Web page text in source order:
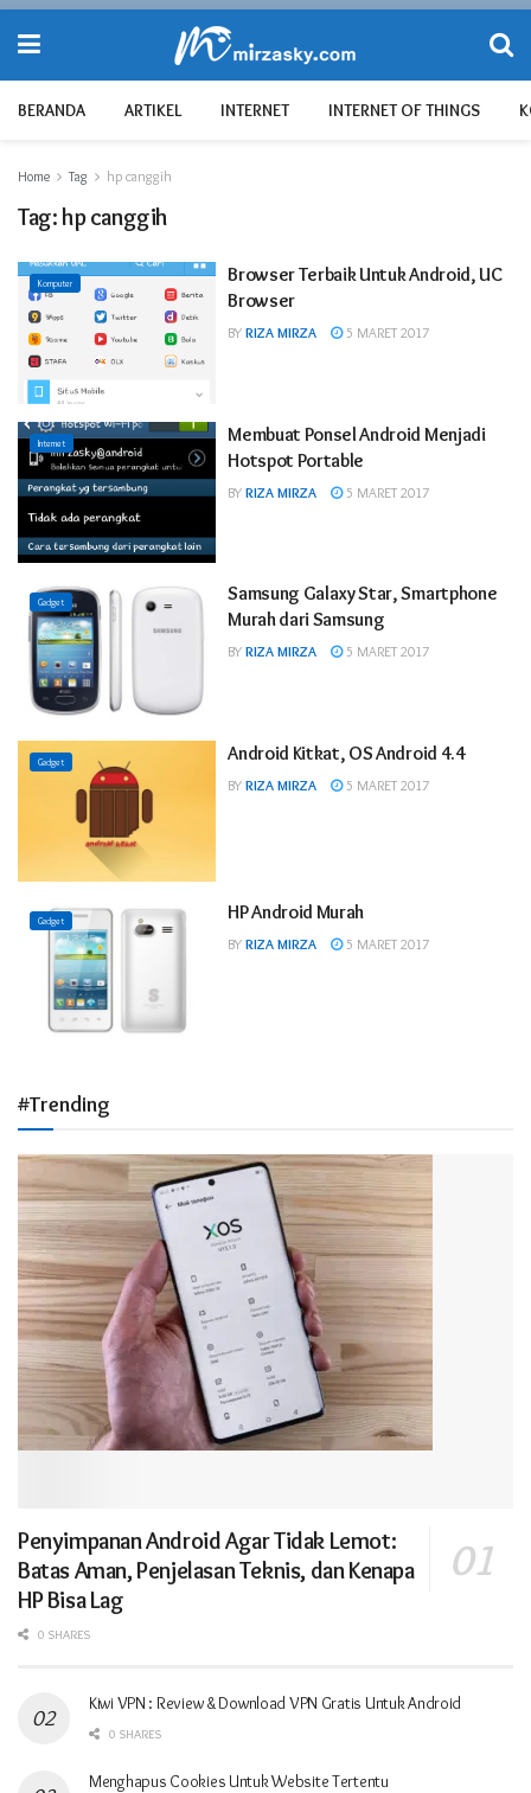
BERANDA ARTIKEL INTERNET INTERNET OF THINGS
Home Tag hp canggih
Tag: hp canggih
Komputer
Browser Terbaik Untuk Android, UC
Browser
BY RIZA MIRZA 5 MARET 2017
Internet
Membuat Ponsel Android Menjadi
Hotspot Portable
BY RIZA MIRZA 5 MARET 2017
Gadget
Samsung Galaxy Star, Smartphone
Murah dari Samsung
BY RIZA MIRZA 5 MARET 2017
Gadget Android Kitkat, OS Android 4.4
BY RIZA MIRZA 5 MARET 2017
Gadget HP Android Murah
BY RIZA MIRZA 5 MARET 2017
#Trending
Penyimpanan Android Agar Tidak Lemot:
Batas Aman, Penjelasan Teknis, dan Kenapa
HP Bisa Lag
0 SHARES
Kiwi VPN : Review & Download VPN Gratis Untuk Android
0 SHARES
Menghapus Cookies Untuk Website Tertentu